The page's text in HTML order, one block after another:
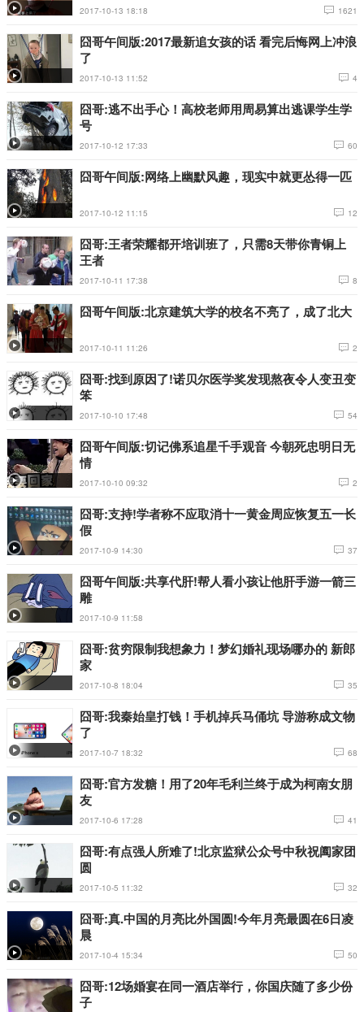
2017-10-13 18:18 1621
囧哥午间版:2017最新追女孩的话 看完后悔网上冲浪
了
2017-10-13 11:52 4
囧哥:逃不出手心！高校老师用周易算出逃课学生学
号
2017-10-12 17:33 60
囧哥午间版:网络上幽默风趣，现实中就更怂得一匹
2017-10-12 11:15 12
囧哥:王者荣耀都开培训班了，只需8天带你青铜上
王者
2017-10-11 17:38 8
囧哥午间版:北京建筑大学的校名不亮了，成了北大
2017-10-11 11:26 2
囧哥:找到原因了!诺贝尔医学奖发现熬夜令人变丑变
笨
2017-10-10 17:48 54
囧哥午间版:切记佛系追星千手观音 今朝死忠明日无
情
2017-10-10 09:32 2
囧哥:支持!学者称不应取消十一黄金周应恢复五一长
假
2017-10-9 14:30 37
囧哥午间版:共享代肝!帮人看小孩让他肝手游一箭三
雕
2017-10-9 11:58
囧哥:贫穷限制我想象力！梦幻婚礼现场哪办的 新郎
家
2017-10-8 18:04 35
囧哥:我秦始皇打钱！手机掉兵马俑坑 导游称成文物
了
2017-10-7 18:32 68
囧哥:官方发糖！用了20年毛利兰终于成为柯南女朋
友
2017-10-6 17:28 41
囧哥:有点强人所难了!北京监狱公众号中秋祝阖家团
圆
2017-10-5 11:32 32
囧哥:真.中国的月亮比外国圆!今年月亮最圆在6日凌
晨
2017-10-4 15:34 50
囧哥:12场婚宴在同一酒店举行，你国庆随了多少份
子